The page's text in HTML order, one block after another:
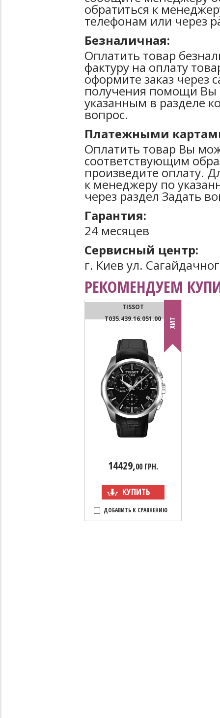
обратиться к
телефонам или через
Безналичная:
Оплатить товар
фактуру на оплату
оформите заказ через
получения помощи Вы
указанным в разделе
вопрос.
Платежными
Оплатить товар Вы
соответствующим
произведите оплату.
к менеджеру по
через раздел Задать
Гарантия:
24 месяцев
Сервисный центр:
г. Киев ул.
РЕКОМЕНДУЕМ
ХИТ
TISSOT
T035.439.16.051.00
14429,00 ГРН.
КУПИТЬ
ДОБАВИТЬ К СРАВНЕНИЮ